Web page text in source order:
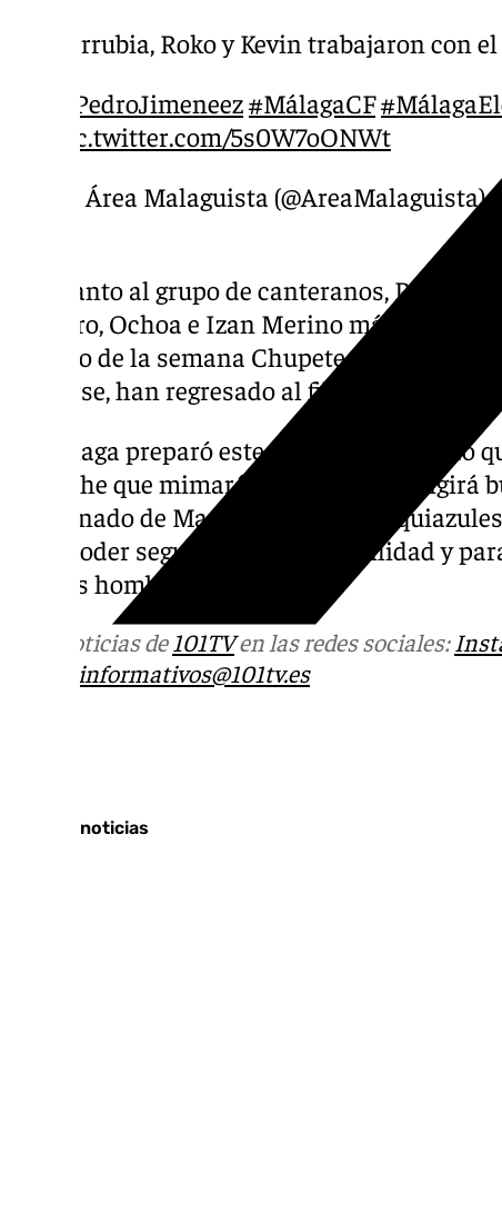
Larrubia, Roko y Kevin trabajaron con
@PedroJimeneez#MálagaCF
pic.twitter.com/5s0W7oONWt
— Área Malaguista (@AreaMalaguista)
En cuanto al grupo de canteranos, Pellicer
Cordero, Ochoa e Izan Merino más el
lo largo de la semana Chupete y Marco
sumarse, han regresado al filial.
El Málaga preparó este viernes un partido
un Elche que mimará la posesión y exigirá
combinado de Martiricos. Los
para poder seguir con la imbatibilidad y
nuevos hombres en sus filas.
Más noticias de 101TVen las redes sociales:
informativos@101tv.es
Últimas noticias